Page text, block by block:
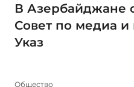
В Азербайджане
Совет по медиа
Указ
Общество